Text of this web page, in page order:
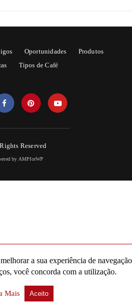
Oportunidades
Produtos
Tipos de Café
Reserved
by AMPforWP
a sua experiência de
você concorda com a utilização.
Mais Aceito